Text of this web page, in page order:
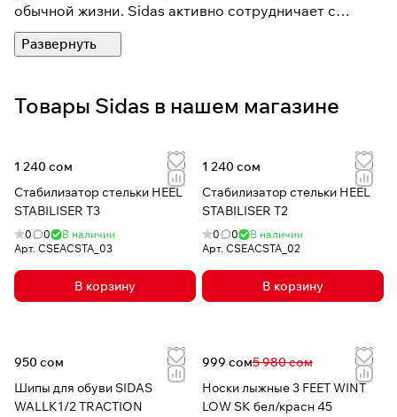
обычной жизни. Sidas активно сотрудничает с
министерством здравоохранения Франции,
участвуя также в профилактике и раннем выявлении
продукция Sidas — стельки. Компания предлагает
базовые модели и индивидуальные, формуемые на
ортопедических, стельки Sidas разработаны с
ориентацией на конкретные виды активности,
например, горнолыжный спорт, бег, велоспорт.
понимание комфорта и сделать тренировки более
безопасными.
Товары Sidas в нашем магазине
1 240 сом
Стабилизатор стельки HEEL
STABILISER T3
0 0
В наличии
Арт. CSEACSTA_03
В корзину
1 240 сом
Стабилизатор стельки HEEL
STABILISER T2
0 0
В наличии
Арт. CSEACSTA_02
В корзину
950 сом
Шипы для обуви SIDAS
WALLK1/2 TRACTION
999 сом5 980 сом
Носки лыжные 3 FEET WINT
LOW SK бел/красн 45